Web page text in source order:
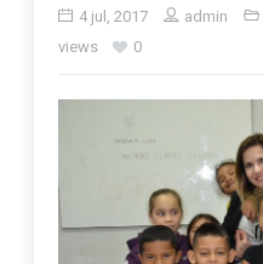
4 jul, 2017 admin
views
0